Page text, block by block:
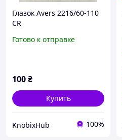
Глазок Avers 2216/60-110
CR
Готово к отправке
100₴
Купить
KnobixHub 100%